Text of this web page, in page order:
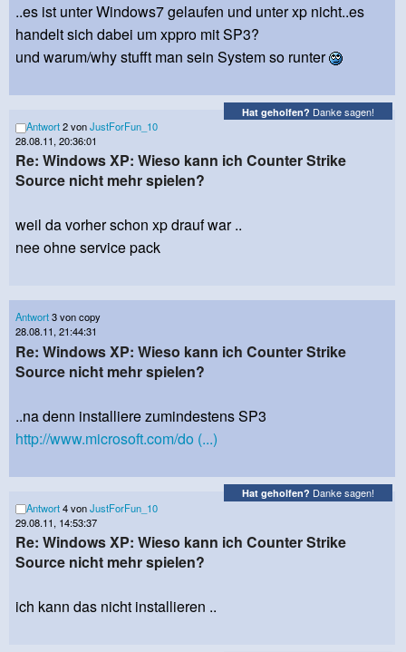
..es ist unter Windows7 gelaufen und unter xp nicht..es
handelt sich dabei um xppro mit SP3?
und warum/why stufft man sein System so runter
Hat geholfen? Danke sagen!
Antwort2 vonJustForFun_10
28.08.11, 20:36:01
Re: Windows XP: Wieso kann ich Counter Strike
Source nicht mehr spielen?
weil da vorher schon xp drauf war ..
nee ohne service pack
Antwort3 von copy
28.08.11, 21:44:31
Re: Windows XP: Wieso kann ich Counter Strike
Source nicht mehr spielen?
..na denn installiere zumindestens SP3
http://www.microsoft.com/do (...)
Hat geholfen? Danke sagen!
Antwort4 vonJustForFun_10
29.08.11, 14:53:37
Re: Windows XP: Wieso kann ich Counter Strike
Source nicht mehr spielen?
ich kann das nicht installieren ..